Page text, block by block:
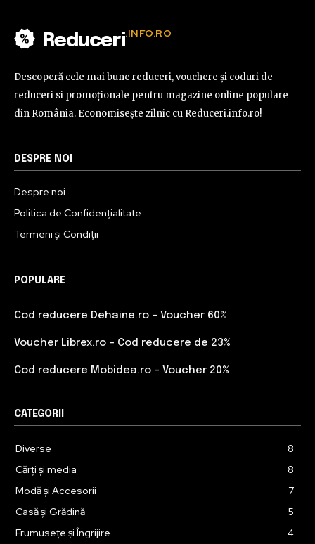
Reduceri.INFO.RO
Descoperă cele mai bune reduceri, vouchere și coduri de
reduceri si promoționale pentru magazine online populare
din România. Economisește zilnic cu Reduceri.info.ro!
DESPRE NOI
Despre noi
Politica de Confidențialitate
Termeni și Condiții
POPULARE
Cod reducere Dehaine.ro – Voucher 60%
Voucher Librex.ro – Cod reducere de 23%
Cod reducere Mobidea.ro – Voucher 20%
CATEGORII
Diverse
8
Cărți și media
8
Modă și Accesorii
7
Casă și Grădină
5
Frumusețe și Îngrijire
4